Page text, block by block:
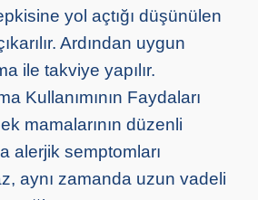
yol açtığı düşünülen
Ardından uygun
ile takviye yapılır.
Kullanımının Faydaları
mamalarının düzenli
alerjik semptomları
aynı zamanda uzun vadeli